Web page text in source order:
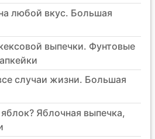
любой вкус. Большая
выпечки. Фунтовые
случаи жизни. Большая
Яблочная выпечка,